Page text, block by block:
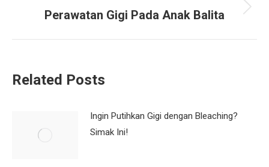
Next
Perawatan Gigi Pada Anak Balita
Related Posts
Ingin Putihkan Gigi dengan Bleaching?
Simak Ini!